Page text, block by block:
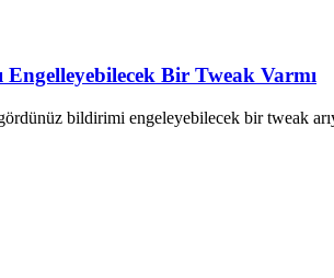
Engelleyebilecek Bir Tweak Varmı
bildirimi engeleyebilecek bir tweak